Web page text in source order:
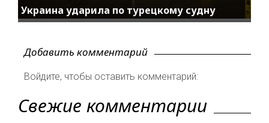
Украина ударила по турецкому судну
Добавить комментарий
Войдите, чтобы оставить комментарий:
Свежие комментарии